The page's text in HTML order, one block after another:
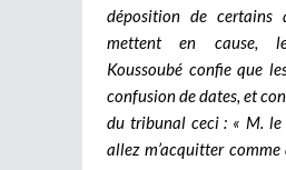
déposition de certains
mettent en cause, le
Koussoubé confie que
confusion de dates, et
du tribunal ceci : « M. le
allez m’acquitter